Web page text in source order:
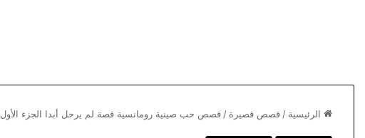
الرئيسية / قصص قصيرة / قصص حب صينية رومانسية قصة لم يرحل أبدا الجزء الأول